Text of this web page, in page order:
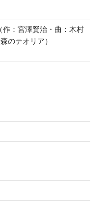
：宮澤賢治・曲：木村
のテオリア）